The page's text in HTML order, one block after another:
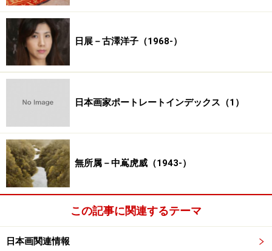
丸山石根 1957年 第13回日展特選
回日展特選長縄士郎
■各展受賞記録
※記事内容は執筆時点のものです。最新の内容をご確認くださ
い。
日展－古澤洋子（1968-）
日本画家ポートレートインデックス（1）
無所属－中嶌虎威（1943-）
この記事に関連するテーマ
日本画関連情報